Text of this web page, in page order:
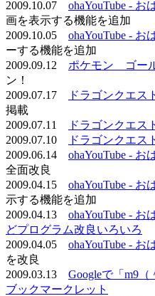
2009.10.07 ohaYouTube - お
画を表示する機能を追加
2009.10.05 ohaYouTube - お
ーする機能を追加
2009.09.12 ポケモン ゴー
ン！
2009.07.17
ドラゴンクエス
掲載
2009.07.11
ドラゴンクエス
2009.07.10
ドラゴンクエス
2009.06.14 ohaYouTube - お
全面改良
2009.04.15 ohaYouTube - お
示する機能を追加
2009.04.13 ohaYouTube - お
どプログラム改良いろいろ
2009.04.05 ohaYouTube - お
を改良
2009.03.13 Googleで「m9
ブックマークレット